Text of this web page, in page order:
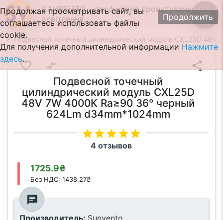
САНВЕНТО - професійне проектування
освітлення.
menu
Подвесной точечный цилиндрический модуль CXL25D
favorite_border compare_arrows share
Подвесной точечный
цилиндрический модуль CXL25D
48V 7W 4000K Ra≥90 36° черный
624Lm d34mm*1024mm
starstarstarstarstar
4 отзывов
1725.9₴
Без НДС: 1438.27₴
chat
Производитель: Sunvento
Продолжить
Продолжая просматривать сайт, вы
соглашаетесь использовать файлы
cookie.
Для получения дополнительной информации Нажмите
здесь.